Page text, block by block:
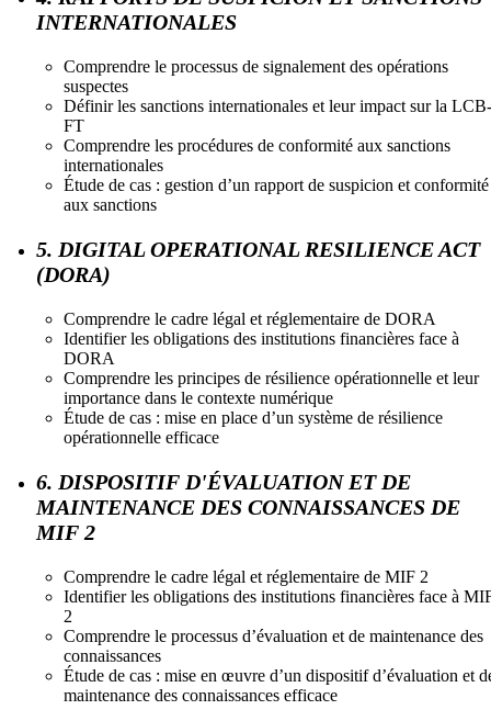
INTERNATIONALES
Comprendre le processus de signalement des opérations
suspectes
Définir les sanctions internationales et leur impact sur la LCB-
FT
Comprendre les procédures de conformité aux sanctions
internationales
Étude de cas : gestion d’un rapport de suspicion et conformité
aux sanctions
5. DIGITAL OPERATIONAL RESILIENCE ACT
(DORA)
Comprendre le cadre légal et réglementaire de DORA
Identifier les obligations des institutions financières face à
DORA
Comprendre les principes de résilience opérationnelle et leur
importance dans le contexte numérique
Étude de cas : mise en place d’un système de résilience
opérationnelle efficace
6. DISPOSITIF D'ÉVALUATION ET DE
MAINTENANCE DES CONNAISSANCES DE
MIF 2
Comprendre le cadre légal et réglementaire de MIF 2
Identifier les obligations des institutions financières face à
2
Comprendre le processus d’évaluation et de maintenance des
connaissances
Étude de cas : mise en œuvre d’un dispositif d’évaluation et
maintenance des connaissances efficace